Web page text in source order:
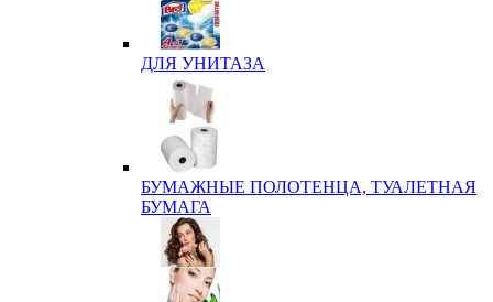
ДЛЯ УНИТАЗА
БУМАЖНЫЕ ПОЛОТЕНЦА, ТУАЛЕТНАЯ
БУМАГА